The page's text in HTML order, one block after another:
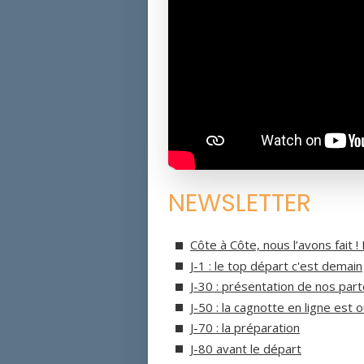
NEWSLETTER
Côte à Côte, nous l’avons fait !
J-1 : le top départ c'est demain
J-30 : présentation de nos
J-50 : la cagnotte en ligne est
J-70 : la préparation
J-80 avant le départ